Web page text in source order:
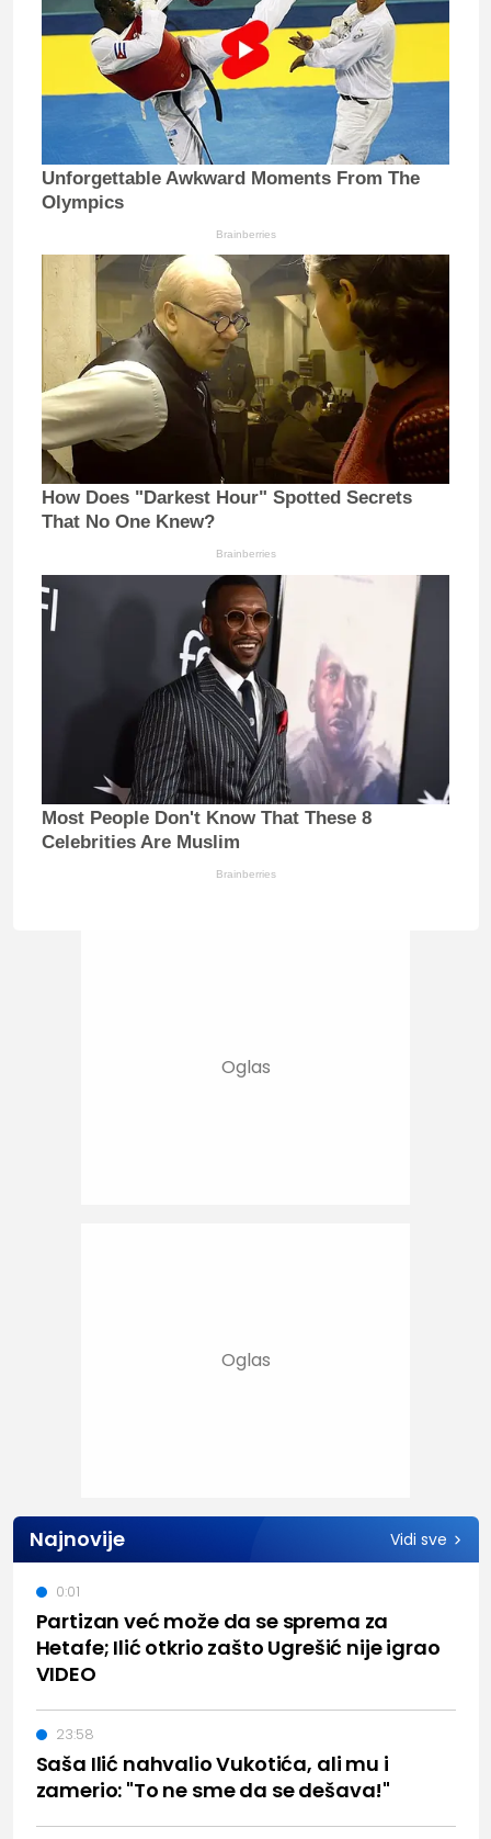
Unforgettable Awkward Moments From The
Olympics
Brainberries
How Does "Darkest Hour" Spotted Secrets
That No One Knew?
Brainberries
Most People Don't Know That These 8
Celebrities Are Muslim
Brainberries
Najnovije Vidi sve
Partizan već može da se sprema za
Hetafe; Ilić otkrio zašto Ugrešić nije igrao
VIDEO
0:01
Saša Ilić nahvalio Vukotića, ali mu i
zamerio: "To ne sme da se dešava!"
23:58